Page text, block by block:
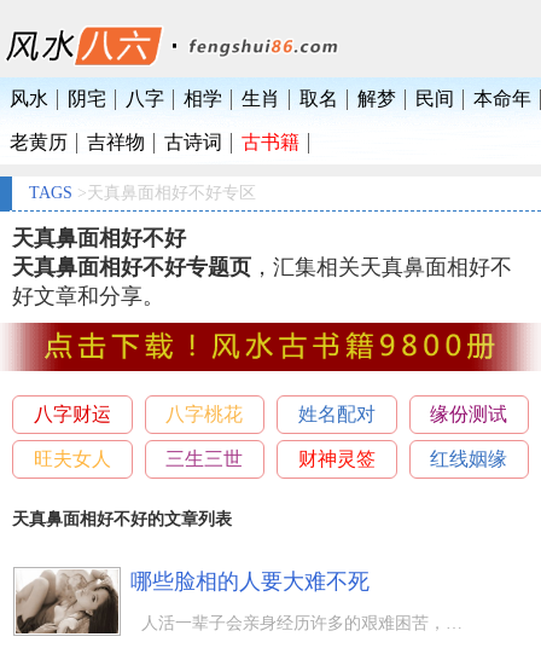
风水 阴宅 八字 相学 生肖 取名 解梦 民间 本命年
老黄历 吉祥物 古诗词 古书籍
TAGS >天真鼻面相好不好专区
天真鼻面相好不好
天真鼻面相好不好专题页 ，汇集相关天真鼻面相好不
好文章和分享。
八字财运 八字桃花 姓名配对 缘份测试
旺夫女人 三生三世 财神灵签 红线姻缘
天真鼻面相好不好的文章列表
哪些脸相的人要大难不死
人活一辈子会亲身经历许多的艰难困苦，有许多的人被艰难击倒，有些人即便倒闭了也可以重振旗鼓再创佳绩，能